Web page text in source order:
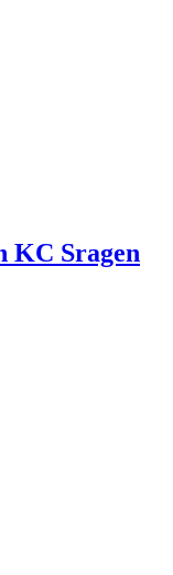
KC Sragen